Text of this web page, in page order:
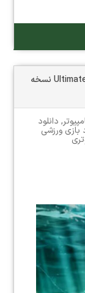
دانلود بازی کامپیوتر Ultimate Fishing Simulator VR نسخه
, دانلود
بازی ورزشی